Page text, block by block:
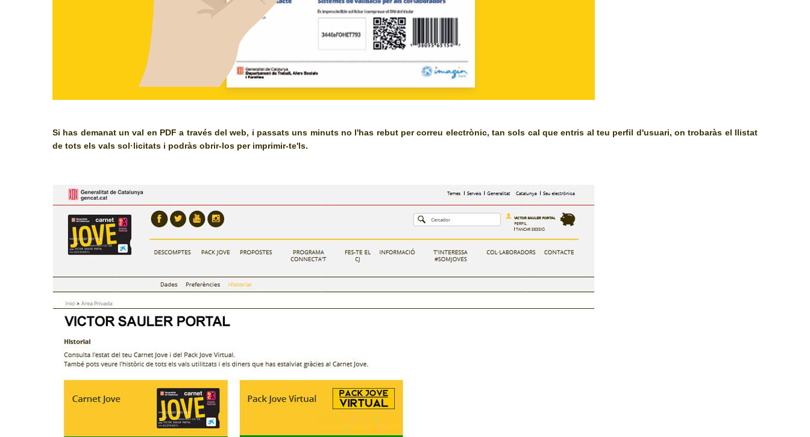
Si has demanat un val en PDF a través del web, i passats uns minuts no l'has rebut per correu electrònic, tan sols cal que entris al teu perfil d'usuari, on trobaràs el llistat
de tots els vals sol·licitats i podràs obrir-los per imprimir-te'ls.